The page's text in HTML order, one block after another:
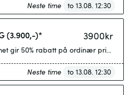
Neste time to 13.08. 12:30
(3.900,-)* 3900kr
gir 50% rabatt på ordinær pris etter
Neste time to 13.08. 12:30